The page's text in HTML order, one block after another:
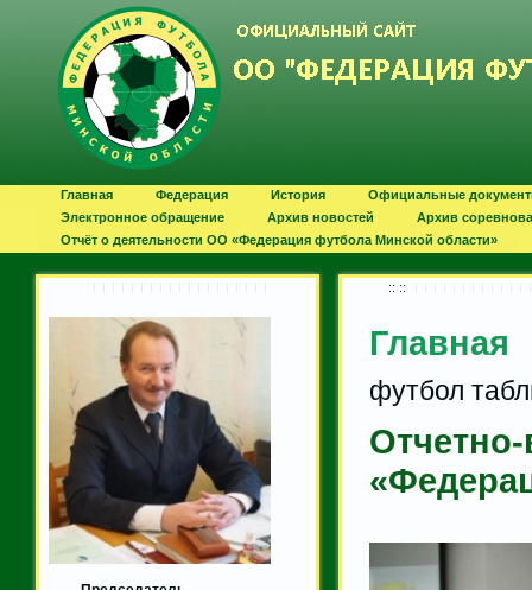
Главная Федерация История
Официальные
Электронное обращение
Архив новостей
Архив
Отчёт о деятельности ОО «Федерация футбола Минской области»
:: ::
Главная
футбол